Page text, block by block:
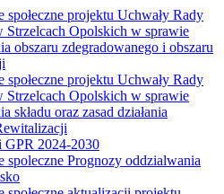
społeczne projektu Uchwały Rady
Strzelcach Opolskich w sprawie
obszaru zdegradowanego i obszaru
społeczne projektu Uchwały Rady
Strzelcach Opolskich w sprawie
składu oraz zasad działania
GPR 2024-2030
spoleczne Prognozy oddzialwania